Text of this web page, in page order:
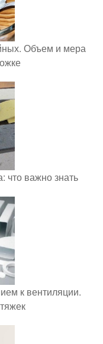
Объем и мера
что важно знать
к вентиляции.